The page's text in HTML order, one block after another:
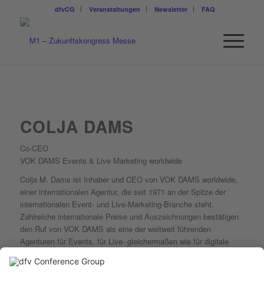
dfvCG Veranstaltungen Newsletter FAQ
COLJA DAMS
Co-CEO
VOK DAMS Events & Live Marketing worldwide
Colja M. Dams ist Inhaber und CEO von VOK DAMS worldwide,
einer internationalen Agentur, die seit 1971 an der Spitze der
internationalen Event- und Live-Marketing-Branche steht.
Zahlreiche internationale Preise und Auszeichnungen bestätigen
den Ruf von VOK DAMS als eine der weltweit führenden
Agenturen für Events, für Live- gleichermaßen wie für digitale